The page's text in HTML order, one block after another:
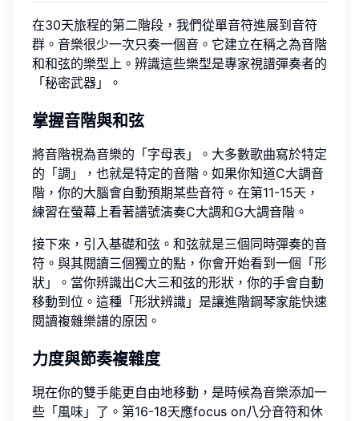
在30天旅程的第二階段，我們從單音符進展到音符
群。音樂很少一次只奏一個音。它建立在稱之為音階
和和弦的樂型上。辨識這些樂型是專家視譜彈奏者的
「秘密武器」。
掌握音階與和弦
將音階視為音樂的「字母表」。大多數歌曲寫於特定
的「調」，也就是特定的音階。如果你知道C大調音
階，你的大腦會自動預期某些音符。在第11-15天，
練習在螢幕上看著譜號演奏C大調和G大調音階。
接下來，引入基礎和弦。和弦就是三個同時彈奏的音
符。與其閱讀三個獨立的點，你會开始看到一個「形
狀」。當你辨識出C大三和弦的形狀，你的手會自動
移動到位。這種「形狀辨識」是讓進階鋼琴家能快速
閱讀複雜樂譜的原因。
力度與節奏複雜度
現在你的雙手能更自由地移動，是時候為音樂添加一
些「風味」了。第16-18天應focus on八分音符和休